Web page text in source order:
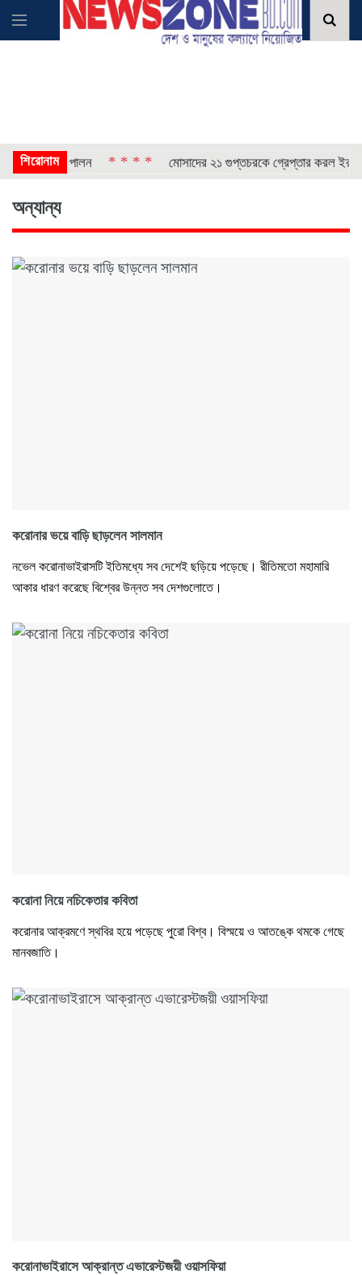
শিরোনাম
দিবস পালন * * * * মোসাদের ২১ গুপ্তচরকে গ্রেপ্তার করল ইরান *
অন্যান্য
করোনার ভয়ে বাড়ি ছাড়লেন সালমান
নভেল করোনাভাইরাসটি ইতিমধ্যে সব দেশেই ছড়িয়ে পড়েছে। রীতিমতো মহামারি
আকার ধারণ করেছে বিশ্বের উন্নত সব দেশগুলোতে।
করোনা নিয়ে নচিকেতার কবিতা
করোনার আক্রমণে স্থবির হয়ে পড়েছে পুরো বিশ্ব। বিস্ময়ে ও আতঙ্কে থমকে গেছে
মানবজাতি।
করোনাভাইরাসে আক্রান্ত এভারেস্টজয়ী ওয়াসফিয়া